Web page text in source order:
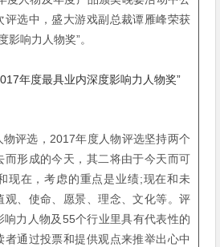
评选中，盛大游戏副总裁谭雁峰荣获
影响力人物奖”。
年度最具业内深度影响力人物奖”
评选，2017年度人物评选坚持两个
而形成的今天，其二将由于今天而可
现在，考虑的重点是业绩;现在和未
观、使命、愿景、理念、文化等。评
力人物及55个行业里具有代表性的
通过投票和提供观点来推举出心中